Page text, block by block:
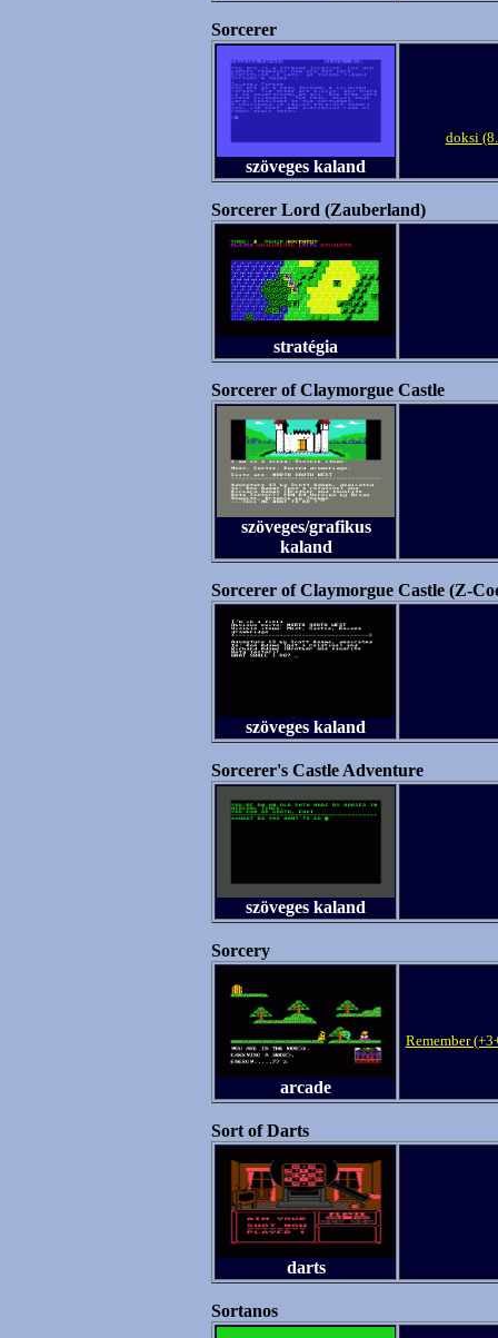
Sorcerer
szöveges kaland
doksi
Sorcerer Lord (Zauberland)
stratégia
Sorcerer of Claymorgue Castle
szöveges/grafikus
kaland
Sorcerer of Claymorgue Castle (Z-
szöveges kaland
Sorcerer's Castle Adventure
szöveges kaland
Sorcery
arcade
Remember
Sort of Darts
darts
Sortanos